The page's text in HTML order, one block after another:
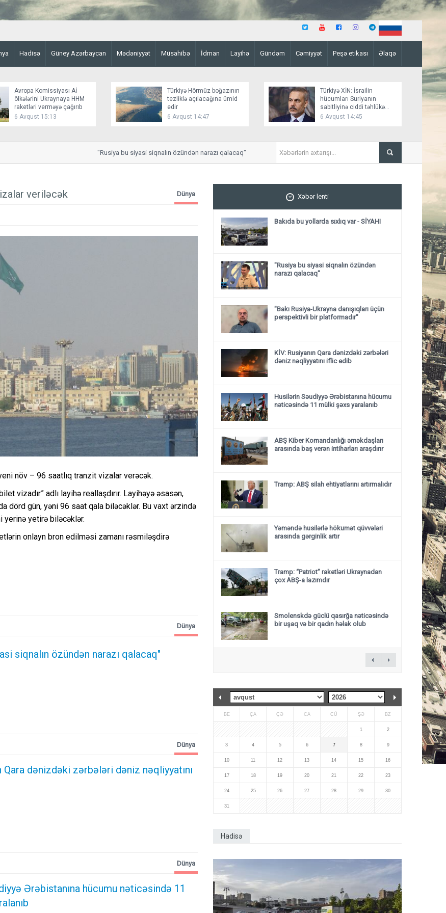
Hadisə Güney Azərbaycan Mədəniyyət Müsahibə İdman Layihə Gündəm Cəmiyyət Peşə etikası Əlaqə
Avropa Komissiyası Aİ
ölkələrini Ukraynaya HHM
raketləri verməyə çağırıb
6 Avqust 15:13
Türkiyə Hörmüz boğazının
tezliklə açılacağına ümid
edir
6 Avqust 14:47
Türkiyə XİN: İsrailin
hücumları Suriyanın
sabitliyinə ciddi təhlükə
yaradır
6 Avqust 14:45
"Rusiya bu siyasi siqnalın özündən narazı qalacaq" "Bakı Rusiya-Ukrayna
veriləcək Dünya
növ – 96 saatlıq tranzit vizalar verəcək.
vizadır” adlı layihə reallaşdırır. Layihəyə əsasən,
dörd gün, yəni 96 saat qala biləcəklər. Bu vaxt ərzində
yerinə yetirə biləcəklər.
onlayn bron edilməsi zamanı rəsmiləşdirə
siqnalın özündən narazı qalacaq"
Dünya
Qara dənizdəki zərbələri dəniz nəqliyyatını
Dünya
Ərəbistanına hücumu nəticəsində 11
Dünya
Xəbər lenti
Bakıda bu yollarda sıxlıq var - SİYAHI
"Rusiya bu siyasi siqnalın özündən
narazı qalacaq"
"Bakı Rusiya-Ukrayna danışıqları üçün
perspektivli bir platformadır"
KİV: Rusiyanın Qara dənizdəki zərbələri
dəniz nəqliyyatını iflic edib
Husilərin Səudiyyə Ərəbistanına hücumu
nəticəsində 11 mülki şəxs yaralanıb
ABŞ Kiber Komandanlığı əməkdaşları
arasında baş verən intiharları araşdırır
Tramp: ABŞ silah ehtiyatlarını artırmalıdır
Yəməndə husilərlə hökumət qüvvələri
arasında gərginlik artır
Tramp: “Patriot” raketləri Ukraynadan
çox ABŞ-a lazımdır
Smolenskdə güclü qasırğa nəticəsində
bir uşaq və bir qadın həlak olub
BE ÇA ÇƏ CA CÜ ŞƏ BZ
1 2
3 4 5 6 7 8 9
10 11 12 13 14 15 16
17 18 19 20 21 22 23
24 25 26 27 28 29 30
31
Hadisə